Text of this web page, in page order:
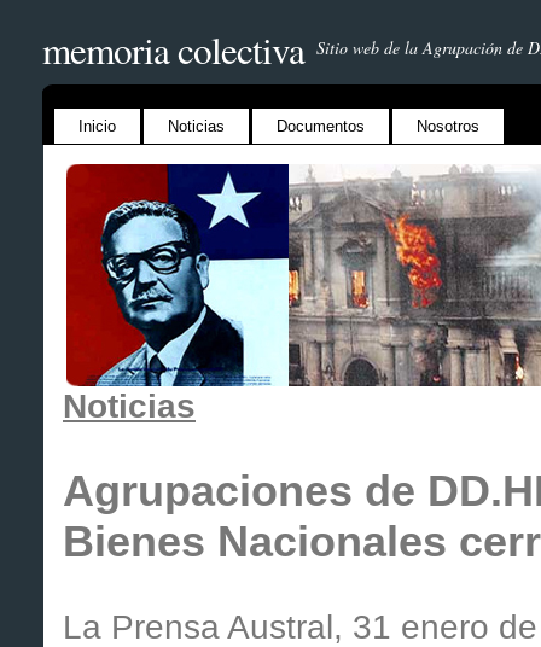
memoria colectiva Sitio web de la Agrupación de
Inicio Noticias Documentos Nosotros
Noticias
Agrupaciones de
Bienes Nacionales
La Prensa Austral, 31 enero